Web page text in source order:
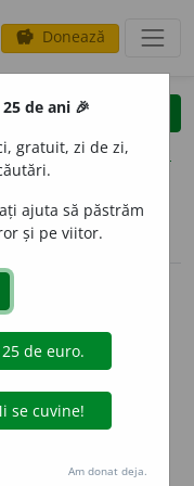
savings Donează
clear
opțiuni
declinări
de
definiții.
de ani 🎉
gratuit, zi de zi,
ajuta să păstrăm
și pe viitor.
Am donat deja.